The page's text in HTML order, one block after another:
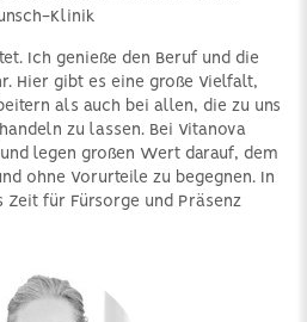
Klinik
Ich genieße den Beruf und die
Hier gibt es eine große Vielfalt,
als auch bei allen, die zu uns
zu lassen. Bei Vitanova
legen großen Wert darauf, dem
ohne Vorurteile zu begegnen. In
Zeit für Fürsorge und Präsenz